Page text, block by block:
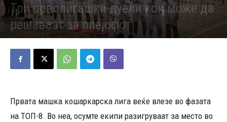
Три прволигашки дуели кои може да
решаваат за плејофот
Објавено од Д.Т. - 22/02/2026 586
Првата машка кошаркарска лига веќе влезе во фазата
на ТОП-8. Во неа, осумте екипи разигруваат за место во